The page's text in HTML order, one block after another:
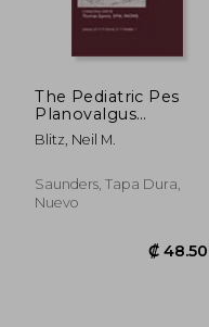
The Pediatric Pes
Planovalgus
Deformity, an Issue of
Clinics in Podiatric
Volume 27-1 (en
Inglés)
Blitz, Neil M.
Saunders, Tapa Dura,
Nuevo